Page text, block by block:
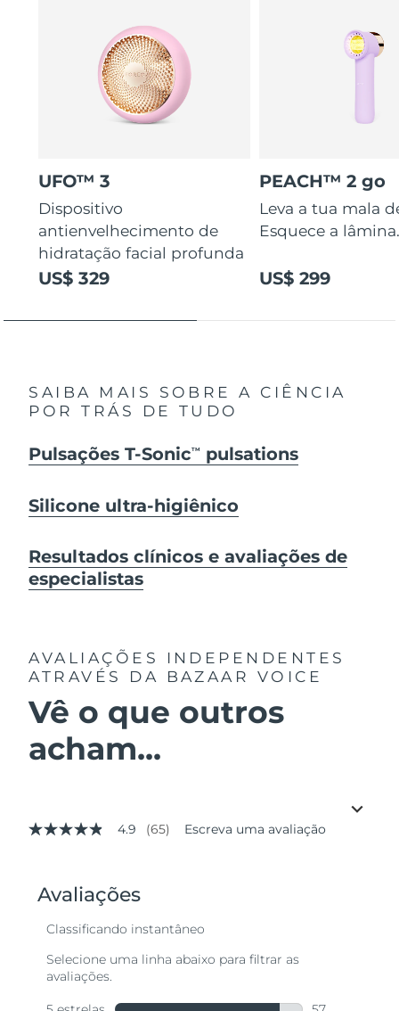
UFO™ 3
Dispositivo
antienvelhecimento de
hidratação facial profunda
US$ 329
PEACH™ 2 go
Leva a tua mala
Esquece a
US$ 299
SAIBA MAIS SOBRE A CIÊNCIA
POR TRÁS DE TUDO
Pulsações T-SonicTM pulsations
Silicone ultra-higiênico
Resultados clínicos e avaliações de
especialistas
AVALIAÇÕES INDEPENDENTES
ATRAVÉS DA BAZAAR VOICE
Vê o que outros
acham...
4.9
valor
médio
avaliação.
Reviews.
abre
4.9 (65) Escreva uma avaliação